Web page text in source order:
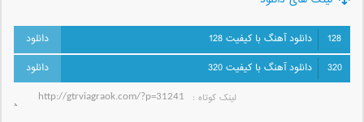
128
دانلود آهنگ با کیفیت 128
320
دانلود آهنگ با کیفیت 320
لینک کوتاه‌ :